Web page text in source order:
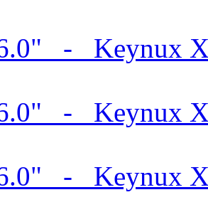
- Keynux
- Keynux
- Keynux